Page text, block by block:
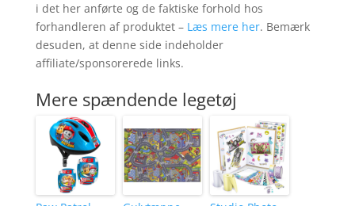
i det her anførte og de faktiske forhold hos
forhandleren af produktet – Læs mere her. Bemærk
desuden, at denne side indeholder
affiliate/sponsorerede links.
Mere spændende legetøj